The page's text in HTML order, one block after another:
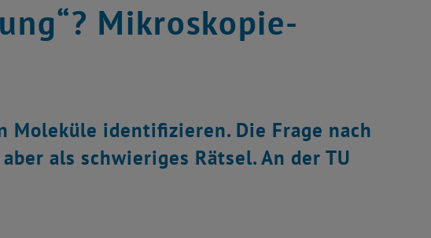
Mikroskopie-
Moleküle identifizieren. Die Frage nach
als schwieriges Rätsel. An der TU